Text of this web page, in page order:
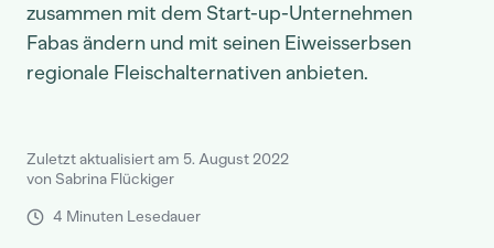
zusammen mit dem Start-up-Unternehmen
Fabas ändern und mit seinen Eiweisserbsen
regionale Fleischalternativen anbieten.
Zuletzt aktualisiert am 5. August 2022
von Sabrina Flückiger
4 Minuten Lesedauer